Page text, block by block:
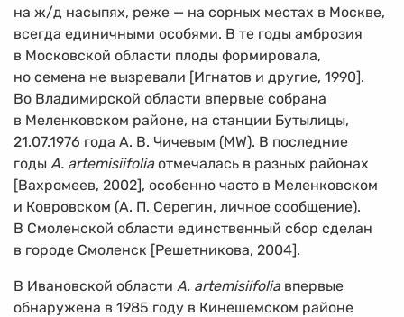
на ж/д насыпях, реже — на сорных местах в Москве,
всегда единичными особями. В те годы амброзия
в Московской области плоды формировала,
но семена не вызревали [Игнатов и другие, 1990].
Во Владимирской области впервые собрана
в Меленковском районе, на станции Бутылицы,
21.07.1976 года А. В. Чичевым (MW). В последние
годы А. artemisiifoliaотмечалась в разных районах
[Вахромеев, 2002], особенно часто в Меленковском
и Ковровском (А. П. Серегин, личное сообщение).
В Смоленской области единственный сбор сделан
в городе Смоленск [Решетникова, 2004].
В Ивановской области A. artemisiifoliaвпервые
обнаружена в 1985 году в Кинешемском районе